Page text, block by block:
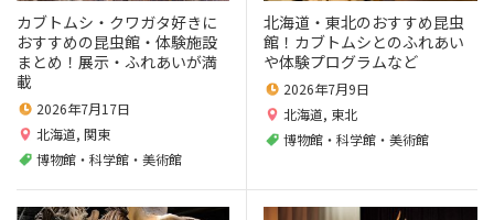
カブトムシ・クワガタ好きに
おすすめの昆虫館・体験施設
まとめ！展示・ふれあいが満
載
2026年7月17日
北海道, 関東
博物館・科学館・美術館
北海道・東北のおすすめ昆虫
館！カブトムシとのふれあい
や体験プログラムなど
2026年7月9日
北海道, 東北
博物館・科学館・美術館